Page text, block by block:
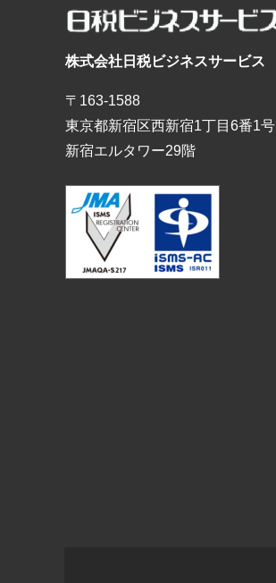
株式会社日税ビジネスサービス
〒163-1588
東京都新宿区西新宿1丁目6番1号
新宿エルタワー29階